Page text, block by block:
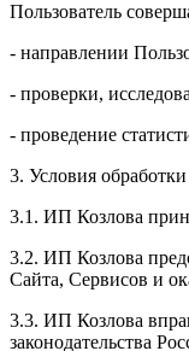
Пользователь
- направлении
- проверки,
- проведение
3. Условия
3.1. ИП Козлова
3.2. ИП Козлова
Сайта, Сервисов и
3.3. ИП Козлова
законодательства